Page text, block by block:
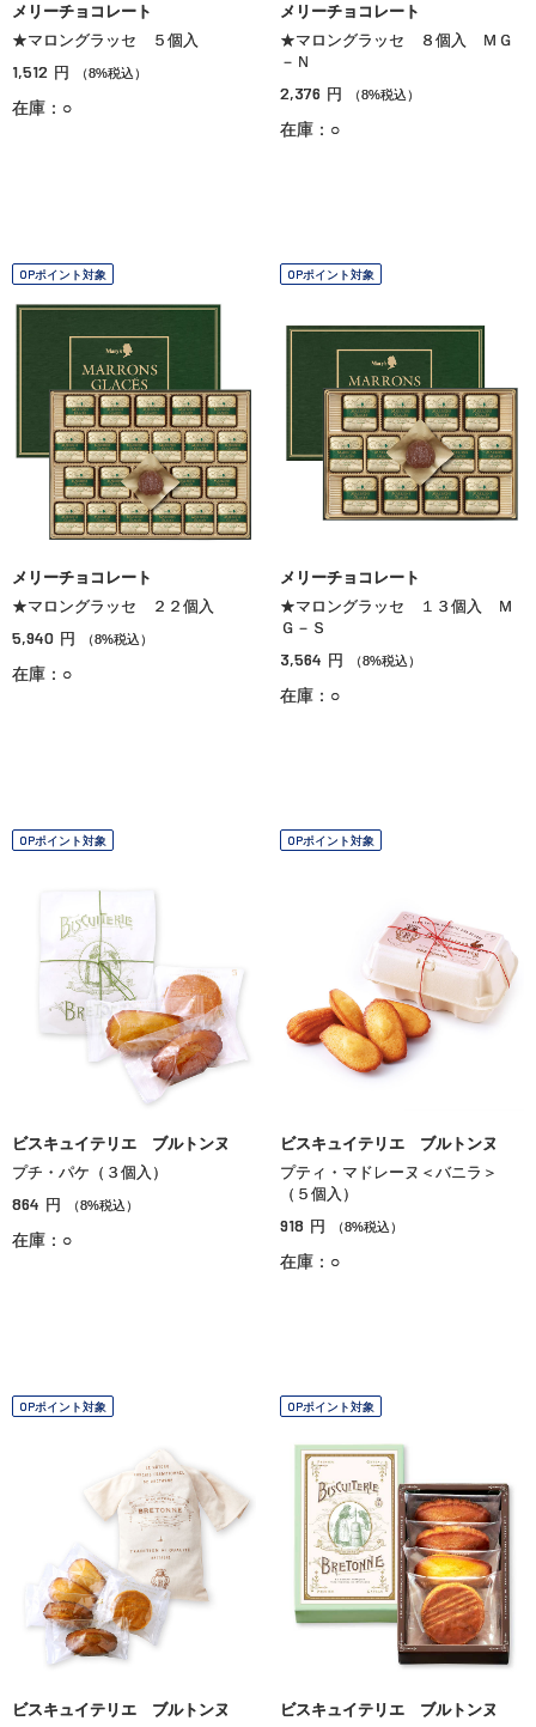
メリーチョコレート
★マロングラッセ ５個入
1,512 円 （8%税込）
在庫：○
メリーチョコレート
★マロングラッセ ８個入 ＭＧ
－Ｎ
2,376 円 （8%税込）
在庫：○
OPポイント対象
メリーチョコレート
★マロングラッセ ２２個入
5,940 円 （8%税込）
在庫：○
OPポイント対象
メリーチョコレート
★マロングラッセ １３個入 Ｍ
Ｇ－Ｓ
3,564 円 （8%税込）
在庫：○
OPポイント対象
ビスキュイテリエ ブルトンヌ
プチ・パケ（３個入）
864 円 （8%税込）
在庫：○
OPポイント対象
ビスキュイテリエ ブルトンヌ
プティ・マドレーヌ＜バニラ＞
（５個入）
918 円 （8%税込）
在庫：○
OPポイント対象
ビスキュイテリエ ブルトンヌ
OPポイント対象
ビスキュイテリエ ブルトンヌ